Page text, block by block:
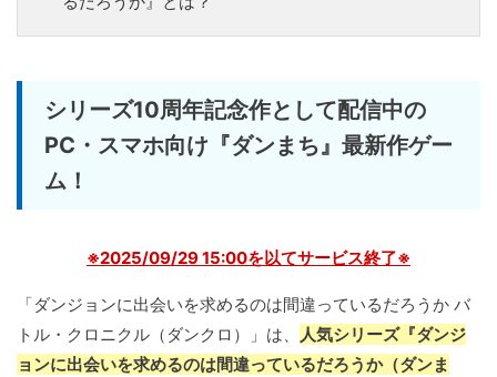
シリーズ10周年記念作として配信中の
PC・スマホ向け『ダンまち』最新作ゲー
ム！
※2025/09/29 15:00を以てサービス終了※
「ダンジョンに出会いを求めるのは間違っているだろうか バ
トル・クロニクル（ダンクロ）」は、
人気シリーズ『ダンジ
ョンに出会いを求めるのは間違っているだろうか（ダンま